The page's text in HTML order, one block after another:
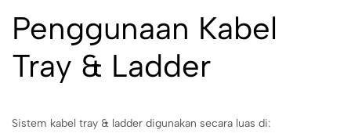
Penggunaan Kabel
Tray & Ladder
Sistem kabel tray & ladder digunakan secara luas di: